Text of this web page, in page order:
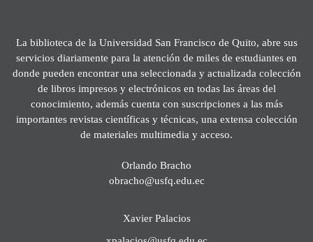
La biblioteca de la Universidad San Francisco de Quito, abre sus
servicios diariamente para la atención de miles de estudiantes en
donde pueden encontrar una seleccionada y actualizada colección
de libros impresos y electrónicos en todas las áreas del
conocimiento, además cuenta con suscripciones a las más
importantes revistas científicas y técnicas, una extensa colección
de materiales multimedia y acceso.
Orlando Bracho
obracho@usfq.edu.ec
Xavier Palacios